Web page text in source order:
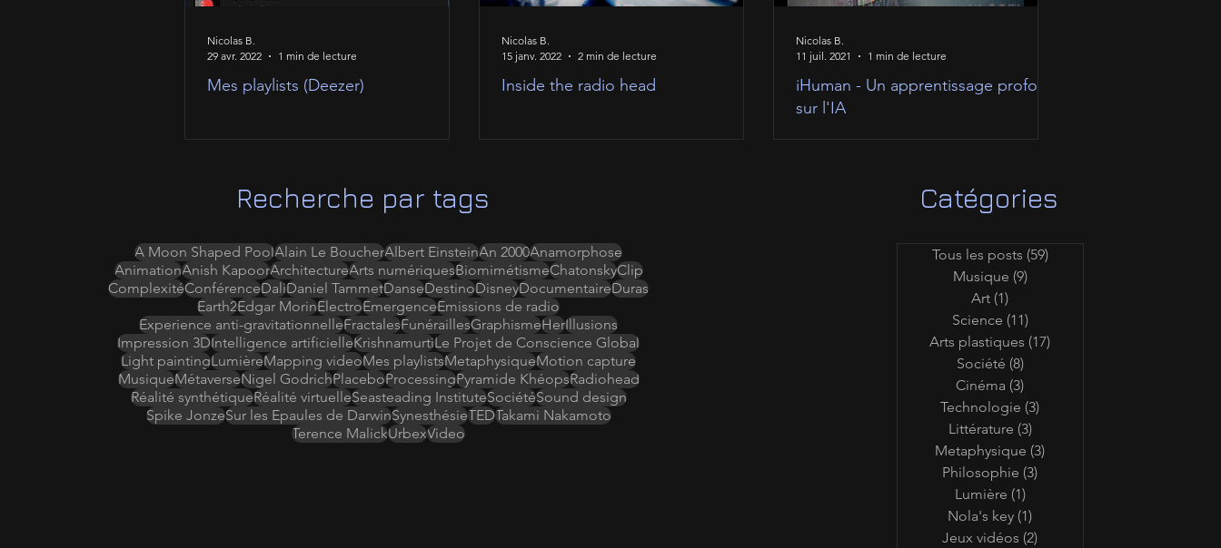
Mes playlists (Deezer)
Nicolas B.
29 avr. 2022
1 min de lecture
Inside the radio head
Nicolas B.
15 janv. 2022
2 min de lecture
iHuman - Un apprentissage profond
sur l'IA
Nicolas B.
11 juil. 2021
1 min de lecture
Recherche par tags
A Moon Shaped PoolAlain Le BoucherAlbert EinsteinAn 2000Anamorphose
AnimationAnish KapoorArchitectureArts numériquesBiomimétismeChatonskyClip
ComplexitéConférenceDaliDaniel TammetDanseDestinoDisneyDocumentaireDuras
Earth2Edgar MorinElectroEmergenceEmissions de radio
Experience anti-gravitationnelleFractalesFunéraillesGraphismeHerIllusions
Impression 3DIntelligence artificielleKrishnamurtiLe Projet de Conscience Global
Light paintingLumièreMapping videoMes playlistsMetaphysiqueMotion capture
MusiqueMétaverseNigel GodrichPlaceboProcessingPyramide KhéopsRadiohead
Réalité synthétiqueRéalité virtuelleSeasteading InstituteSociétéSound design
Spike JonzeSur les Epaules de DarwinSynesthésieTEDTakami Nakamoto
Terence MalickUrbexVideo
Catégories
Tous les posts (59)59 posts
Musique (9)9 posts
Art (1)
Science (11)11 posts
Arts plastiques (17)
Société (8)8 posts
Cinéma (3)
Technologie (3)
Littérature (3)3 posts
Metaphysique (3)
Philosophie (3)
Lumière (1)1 post
Nola's key (1)
Jeux vidéos (2)